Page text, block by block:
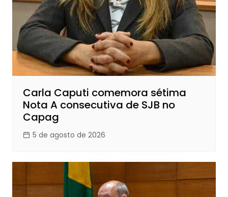
Carla Caputi comemora sétima
Nota A consecutiva de SJB no
Capag
5 de agosto de 2026